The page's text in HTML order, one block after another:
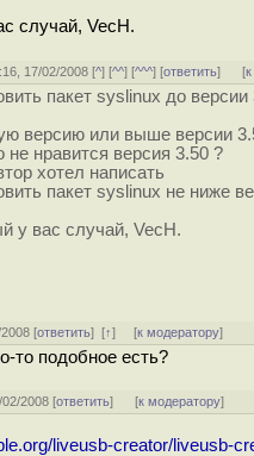
случай, VecH.
17/02/2008 [^] [^^] [^^^] [ответить] [
пакет syslinux до
версию или выше версии
нравится версия 3.50 ?
хотел написать
пакет syslinux не ниже
у вас случай, VecH.
[ответить][↑] [к модератору]
то подобное есть?
2008 [ответить] [к модератору]
liveusb-creator/liveusb-